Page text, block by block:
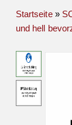
Startseite»
und hell